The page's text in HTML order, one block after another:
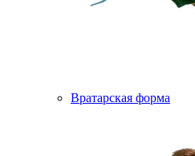
Вратарская форма